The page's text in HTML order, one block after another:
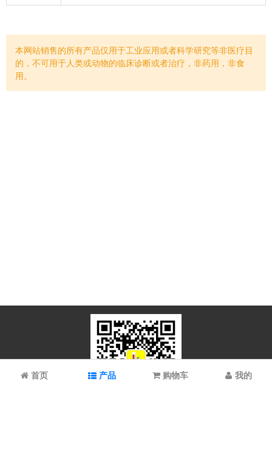
本网站销售的所有产品仅用于工业应用或者科学研究等非医疗目
的，不可用于人类或动物的临床诊断或者治疗，非药用，非食
用。
首页 产品 购物车 我的